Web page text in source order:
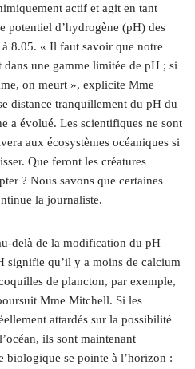
actif et agit en tant
potentiel d’hydrogène (pH) des
8.05. « Il faut savoir que notre
une gamme limitée de pH ; si
on meurt », explicite Mme
distance tranquillement du pH du
a évolué. Les scientifiques ne sont
aux écosystèmes océaniques si
Que feront les créatures
? Nous savons que certaines
la journaliste.
delà de la modification du pH
signifie qu’il y a moins de calcium
de plancton, par exemple,
Mme Mitchell. Si les
attardés sur la possibilité
ils sont maintenant
biologique se pointe à l’horizon :